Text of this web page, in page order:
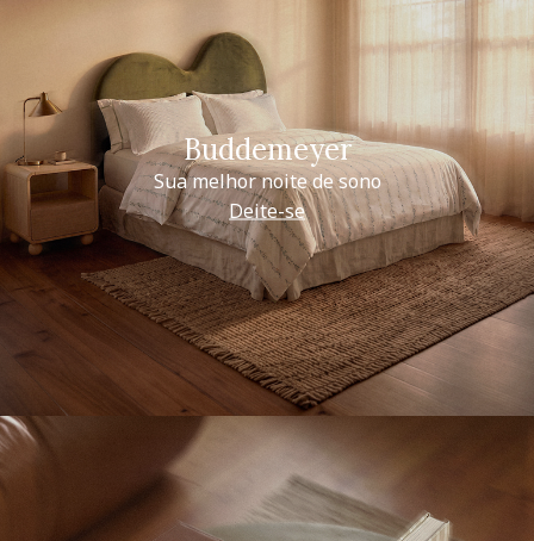
Buddemeyer
Sua melhor noite de sono
Deite-se